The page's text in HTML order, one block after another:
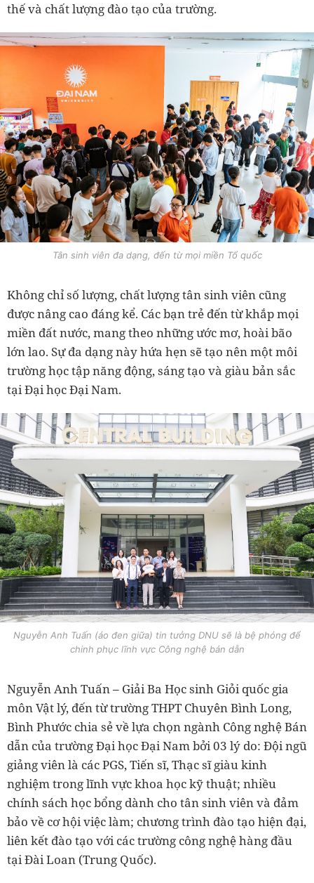
thế và chất lượng đào tạo của trường.
Tân sinh viên đa dạng, đến từ mọi miền Tổ quốc
Không chỉ số lượng, chất lượng tân sinh viên cũng
được nâng cao đáng kể. Các bạn trẻ đến từ khắp mọi
miền đất nước, mang theo những ước mơ, hoài bão
lớn lao. Sự đa dạng này hứa hẹn sẽ tạo nên một môi
trường học tập năng động, sáng tạo và giàu bản sắc
tại Đại học Đại Nam.
Nguyễn Anh Tuấn (áo đen giữa) tin tưởng DNU sẽ là bệ phóng để
chinh phục lĩnh vực Công nghệ bán dẫn
Nguyễn Anh Tuấn – Giải Ba Học sinh Giỏi quốc gia
môn Vật lý, đến từ trường THPT Chuyên Bình Long,
Bình Phước chia sẻ về lựa chọn ngành Công nghệ Bán
dẫn của trường Đại học Đại Nam bởi 03 lý do: Đội ngũ
giảng viên là các PGS, Tiến sĩ, Thạc sĩ giàu kinh
nghiệm trong lĩnh vực khoa học kỹ thuật; nhiều
chính sách học bổng dành cho tân sinh viên và đảm
bảo về cơ hội việc làm; chương trình đào tạo hiện đại,
liên kết đào tạo với các trường công nghệ hàng đầu
tại Đài Loan (Trung Quốc).